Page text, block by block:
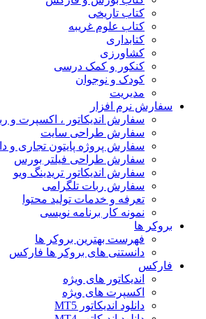
کتاب تاریخی
کتاب علوم غریبه
کتابداری
کشاورزی
کنکور و کمک‌ درسی
کودک و نوجوان
مدیریت
سفارش نرم افزار
سفارش اندیکاتور ، اکسپرت و
سفارش طراحی سایت
سفارش پروژه پایتون تجاری و
سفارش طراحی فیلتر بورس
سفارش اندیکاتور تریدینگ ویو
سفارش ربات تلگرامی
تعرفه و خدمات تولید محتوا
نمونه کار برنامه نویسی
بروکر ها
فهرست بهترین بروکر ها
دانستنی های بروکر ها فارکس
فارکس
اندیکاتور های ویژه
اکسپرت های ویژه
دانلود اندیکاتور MT5